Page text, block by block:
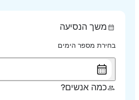
משך הנסיעה
בחירת מספר הימים
כמה אנשים?